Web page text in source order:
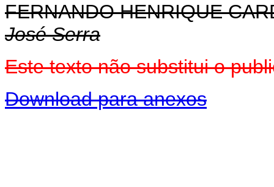
FERNANDO HENRIQUE
José Serra
Este texto não substitui o
Download para anexos